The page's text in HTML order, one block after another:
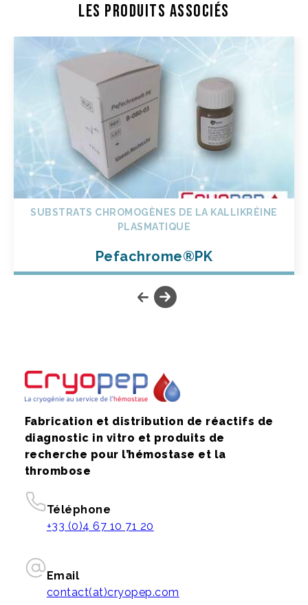
Les Produits associés
SUBSTRATS CHROMOGÈNES DE LA KALLIKRÉINE
PLASMATIQUE
Pefachrome®PK
Fabrication et distribution de réactifs de
diagnostic in vitro et produits de
recherche pour l’hémostase et la
thrombose
Téléphone
+33 (0)4 67 10 71 20
Email
contact(at)cryopep.com